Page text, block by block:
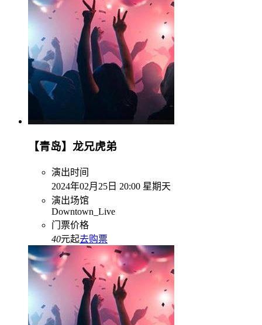
【青岛】龙兄虎弟
演出时间
2024年02月25日 20:00 星期天
演出场馆
Downtown_Live
门票价格
40元起去购票